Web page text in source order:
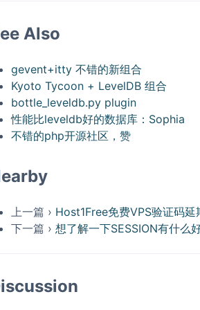
Also
gevent+itty 不错的新组合
Kyoto Tycoon + LevelDB 组合
bottle_leveldb.py plugin
性能比leveldb好的数据库：Sophia
不错的php开源社区，赞
上一篇 › Host1Free免费VPS验证码延
下一篇 › 想了解一下SESSION有什么